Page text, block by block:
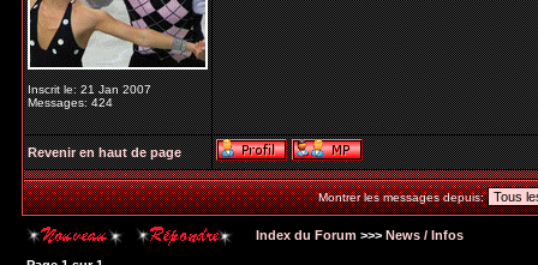
Inscrit le: 21 Jan 2007
Messages: 424
Revenir en haut de page
Montrer les messages depuis:
Index du Forum >>> News / Infos